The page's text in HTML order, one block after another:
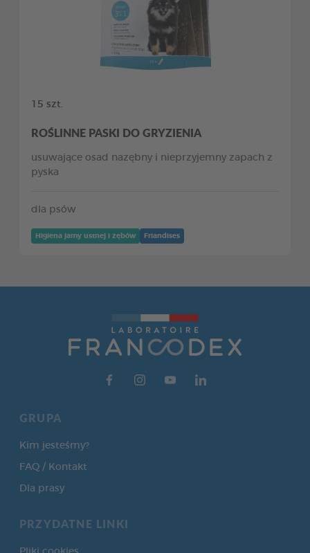
15 szt.
ROŚLINNE PASKI DO GRYZIENIA
usuwające osad nazębny i nieprzyjemny zapach z
pyska
dla psów
Higiena jamy ustnej i zębów Friandises
GRUPA
Kim jesteśmy?
FAQ / Kontakt
Dla prasy
PRZYDATNE LINKI